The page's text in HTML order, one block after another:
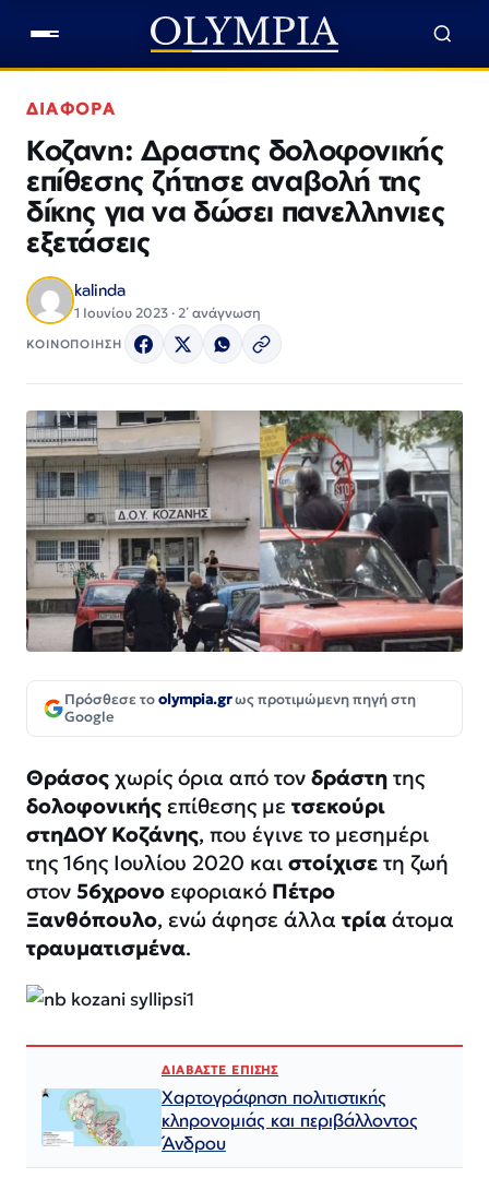
ΔΙΑΦΟΡΑ
Κοζανη: Δραστης δολοφονικής
επίθεσης ζήτησε αναβολή της
δίκης για να δώσει πανελληνιες
εξετάσεις
kalinda
1 Ιουνίου 2023 · 2΄ ανάγνωση
ΚΟΙΝΟΠΟΙΗΣΗ
Πρόσθεσε τοolympia.grως προτιμώμενη πηγή στη
Google
Θράσος χωρίς όρια από τον δράστη της
δολοφονικής επίθεσης με τσεκούρι
στηΔΟΥ Κοζάνης, που έγινε το μεσημέρι
της 16ης Ιουλίου 2020 και στοίχισε τη ζωή
στον 56χρονο εφοριακό Πέτρο
Ξανθόπουλο, ενώ άφησε άλλα τρία άτομα
τραυματισμένα.
ΔΙΑΒΑΣΤΕ ΕΠΙΣΗΣ
Χαρτογράφηση πολιτιστικής
κληρονομιάς και περιβάλλοντος
Άνδρου